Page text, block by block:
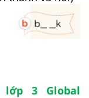
lớp 3 Global